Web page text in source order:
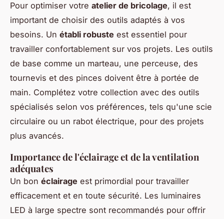
Pour optimiser votre atelier de bricolage, il est
important de choisir des outils adaptés à vos
besoins. Un établi robuste est essentiel pour
travailler confortablement sur vos projets. Les outils
de base comme un marteau, une perceuse, des
tournevis et des pinces doivent être à portée de
main. Complétez votre collection avec des outils
spécialisés selon vos préférences, tels qu'une scie
circulaire ou un rabot électrique, pour des projets
plus avancés.
Importance de l'éclairage et de la ventilation
adéquates
Un bon éclairage est primordial pour travailler
efficacement et en toute sécurité. Les luminaires
LED à large spectre sont recommandés pour offrir